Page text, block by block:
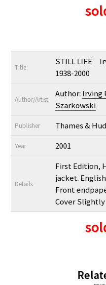
Title
STILL LIFE
1938-2000
Author/Artist
Author: Irving
Szarkowski
Publisher Thames &
Year 2001
Details
First Edition,
jacket.
Front
Cover Slightly